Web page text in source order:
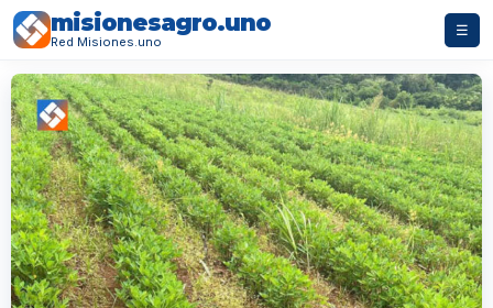
misionesagro.uno
Red Misiones.uno
☰